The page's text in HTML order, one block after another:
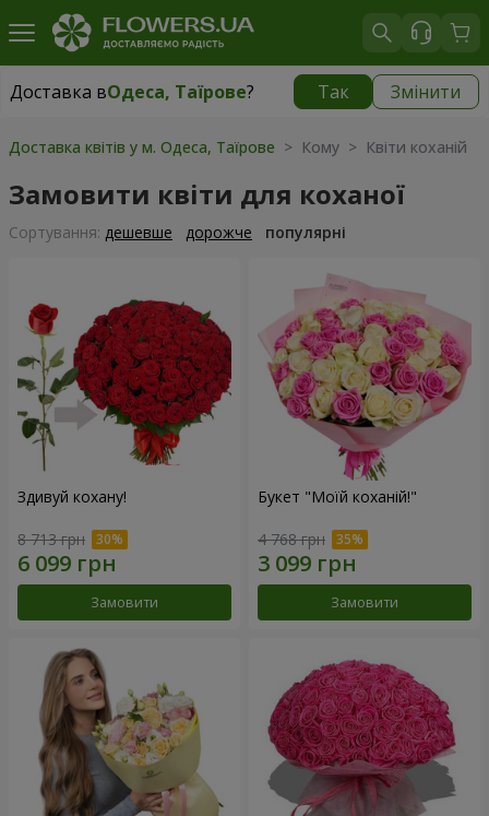
Доставка вОдеса, Таїрове? Так Змінити
Доставка вОдеса, Таїрове| безкоштовно
Доставка квітів у м. Одеса, Таїрове > Кому > Квіти коханій
Замовити квіти для коханої
Сортування: дешевше дорожче популярні
Здивуй кохану!
8 713 грн
Замовити
Букет "Моїй коханій!"
4 768 грн
Замовити